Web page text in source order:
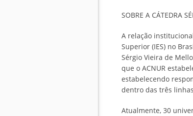
SOBRE A CÁTEDRA
A relação
Superior (IES) no
Sérgio Vieira de
que o ACNUR
estabelecendo
dentro das três
Atualmente, 30